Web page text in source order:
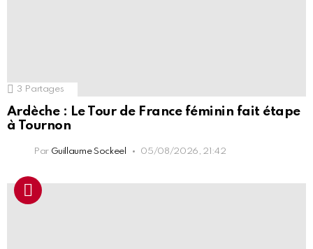
3 Partages
Ardèche : Le Tour de France féminin fait étape
à Tournon
Par Guillaume Sockeel 05/08/2026, 21:42